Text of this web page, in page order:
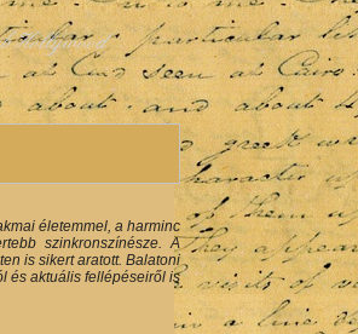
Hollywood
életemmel, a harminc
szinkronszínésze. A
is sikert aratott. Balatoni
és aktuális fellépéseiről is